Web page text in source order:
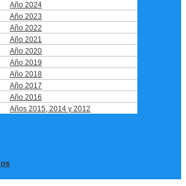
Año 2024
Año 2023
Año 2022
Año 2021
Año 2020
Año 2019
Año 2018
Año 2017
Año 2016
Años 2015, 2014 y 2012